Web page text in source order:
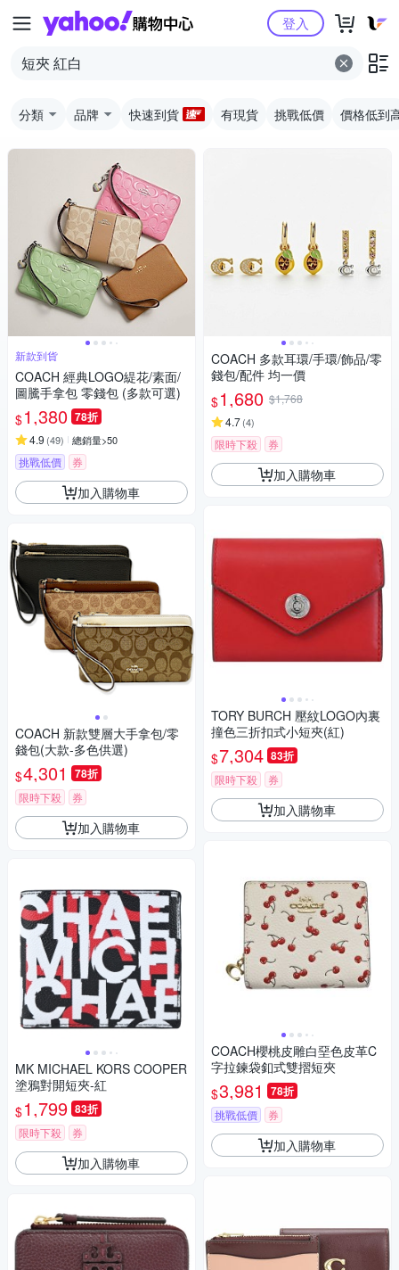
Yahoo購物中心登入
分類 品牌 快速到貨 有現貨 挑戰低價 價格低到
新款到貨
COACH 經典LOGO緹花/素面/
圖騰手拿包 零錢包 (多款可選)
$1,380 78折
4.9 (49) 總銷量>50
挑戰低價 券
加入購物車
COACH 新款雙層大手拿包/零
錢包(大款-多色供選)
$4,301 78折
限時下殺 券
加入購物車
MK MICHAEL KORS COOPER
塗鴉對開短夾-紅
$1,799 83折
限時下殺 券
加入購物車
COACH 多款耳環/手環/飾品/零
錢包/配件 均一價
$1,680 $1,768
4.7(4)
限時下殺 券
加入購物車
TORY BURCH 壓紋LOGO內裏
撞色三折扣式小短夾(紅)
$7,304 83折
限時下殺 券
加入購物車
COACH櫻桃皮雕白堊色皮革C
字拉鍊袋釦式雙摺短夾
$3,981 78折
挑戰低價 券
加入購物車